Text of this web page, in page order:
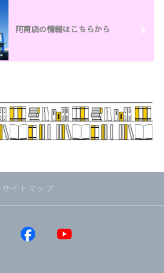
阿南店の情報はこちらから
サイトマップ